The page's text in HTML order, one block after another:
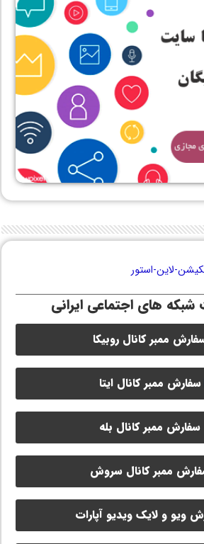
های اجتماعی ایرانی
ممبر کانال روبیکا
سفارش ممبر کانال ایتا
سفارش ممبر کانال بله
ممبر کانال سروش
ویو و لایک ویدیو آپارات